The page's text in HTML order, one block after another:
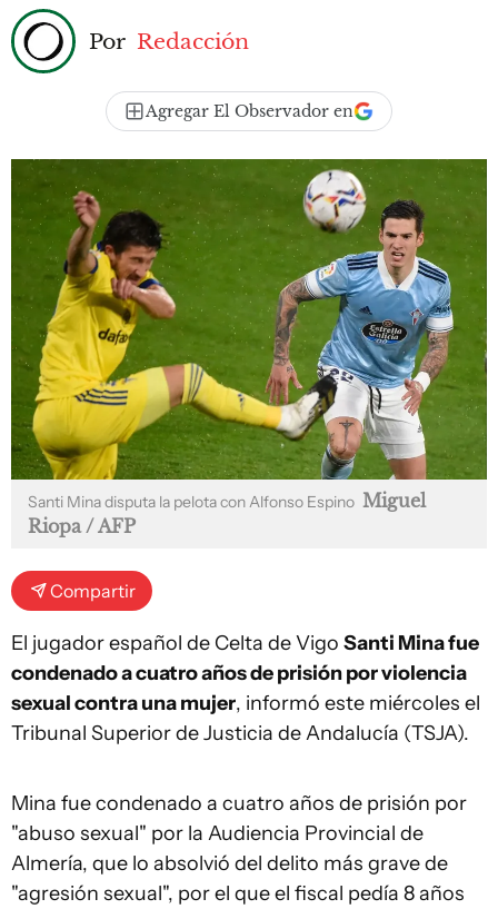
Por Redacción
Agregar El Observador en
Santi Mina disputa la pelota con Alfonso Espino Miguel
Riopa / AFP
Compartir
El jugador español de Celta de Vigo Santi Mina fue
condenado a cuatro años de prisión por violencia
sexual contra una mujer, informó este miércoles el
Tribunal Superior de Justicia de Andalucía (TSJA).
Mina fue condenado a cuatro años de prisión por
"abuso sexual" por la Audiencia Provincial de
Almería, que lo absolvió del delito más grave de
"agresión sexual", por el que el fiscal pedía 8 años